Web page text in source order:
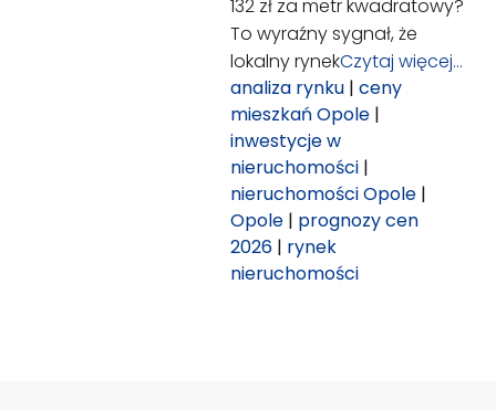
132 zł za metr kwadratowy?
To wyraźny sygnał, że
lokalny rynekCzytaj więcej…
analiza rynku |ceny
mieszkań Opole |
inwestycje w
nieruchomości |
nieruchomości Opole |
Opole | prognozy cen
2026 | rynek
nieruchomości